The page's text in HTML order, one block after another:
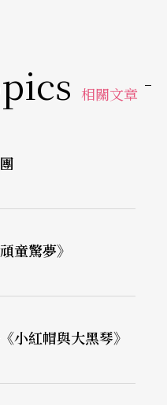
相關文章
童驚夢》
紅帽與大黑琴》